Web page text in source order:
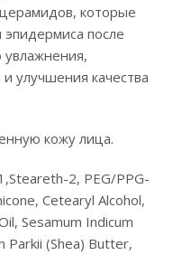
которые
после
увлажнения,
улучшения качества
кожу лица.
2, PEG/PPG-
Cetearyl Alcohol,
Sesamum Indicum
Parkii (Shea) Butter,